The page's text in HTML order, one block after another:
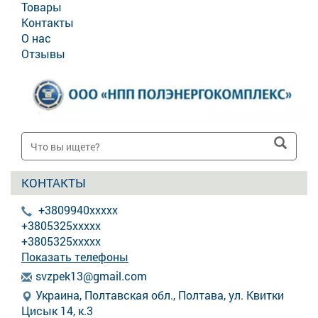
Товары
Контакты
О нас
Отзывы
КОНТАКТЫ
+3809940xxxxx
+3805325xxxxx
+3805325xxxxx
Показать телефоны
svzpek13@gmail.com
Украина, Полтавская обл., Полтава, ул. Квитки
Цисык 14, к.3